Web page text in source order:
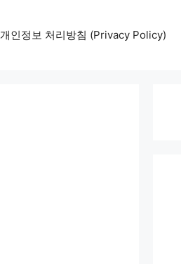
개인정보 처리방침 (Privacy Policy)